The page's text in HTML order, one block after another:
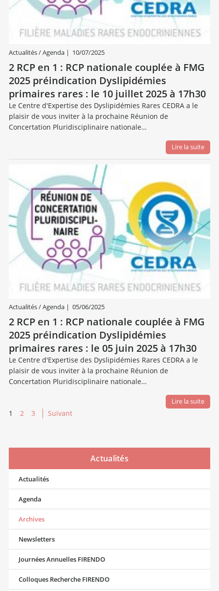
Actualités / Agenda| 10/07/2025
2 RCP en 1 : RCP nationale couplée à FMG
2025 préindication Dyslipidémies
primaires rares : le 10 juillet 2025 à 17h30
Le Centre d'Expertise des Dyslipidémies Rares CEDRA a le
plaisir de vous inviter à la prochaine Réunion de
Concertation Pluridisciplinaire nationale…
Lire la suite
Actualités / Agenda| 05/06/2025
2 RCP en 1 : RCP nationale couplée à FMG
2025 préindication Dyslipidémies
primaires rares : le 05 juin 2025 à 17h30
Le Centre d'Expertise des Dyslipidémies Rares CEDRA a le
plaisir de vous inviter à la prochaine Réunion de
Concertation Pluridisciplinaire nationale…
Lire la suite
1 2 3 Suivant
Actualités
Actualités
Agenda
Archives
Newsletters
Journées Annuelles FIRENDO
Colloques Recherche FIRENDO